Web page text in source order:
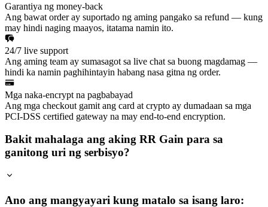
Garantiya ng money-back
Ang bawat order ay suportado ng aming pangako sa refund — kung
may hindi naging maayos, itatama namin ito.
24/7 live support
Ang aming team ay sumasagot sa live chat sa buong magdamag —
hindi ka namin paghihintayin habang nasa gitna ng order.
Mga naka-encrypt na pagbabayad
Ang mga checkout gamit ang card at crypto ay dumadaan sa mga
PCI-DSS certified gateway na may end-to-end encryption.
Bakit mahalaga ang aking RR Gain para sa
ganitong uri ng serbisyo?
Ano ang mangyayari kung matalo sa isang laro: